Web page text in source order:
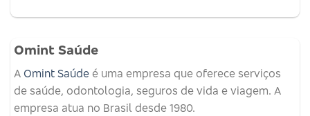
Omint Saúde
A Omint Saúde é uma empresa que oferece serviços
de saúde, odontologia, seguros de vida e viagem. A
empresa atua no Brasil desde 1980.